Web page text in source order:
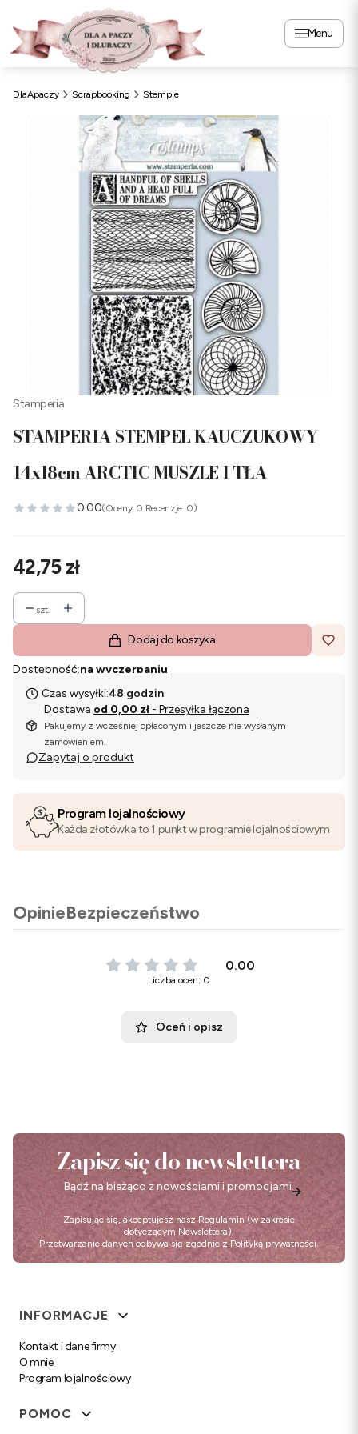
Menu
DlaApaczy Scrapbooking Stemple
Stamperia
STAMPERIA STEMPEL KAUCZUKOWY
14x18cm ARCTIC MUSZLE I TŁA
0.00(Oceny: 0 Recenzje: 0)
Cena
42,75 zł
szt.
Dodaj do koszyka
Dostępność:na wyczerpaniu
Czas wysyłki:48 godzin
Dostawa od 0,00 zł - Przesyłka łączona
Pakujemy z wcześniej opłaconym i jeszcze nie wysłanym
zamówieniem.
Zapytaj o produkt
Program lojalnościowy
Każda złotówka to 1 punkt w programie lojalnościowym
OpinieBezpieczeństwo
0.00
Liczba ocen: 0
Oceń i opisz
Zapisz się do newslettera
Bądź na bieżąco z nowościami i promocjami.
Zapisując się, akceptujesz nasz Regulamin (w zakresie
dotyczącym Newslettera).
Przetwarzanie danych odbywa się zgodnie z Polityką prywatności.
Linki w stopce
INFORMACJE
Kontakt i dane firmy
O mnie
Program lojalnościowy
POMOC